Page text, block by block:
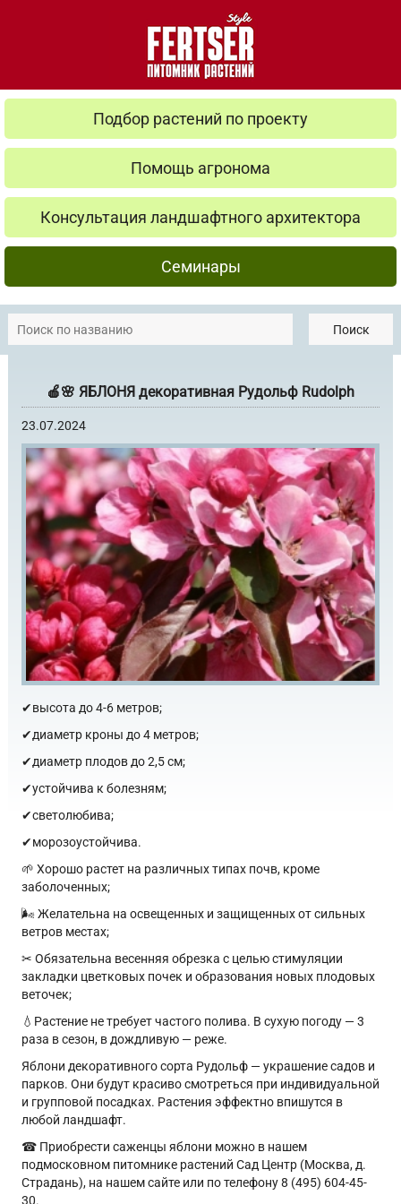
Подбор растений по проекту
Помощь агронома
Консультация ландшафтного архитектора
Семинары
Поиск
🍎🌸 ЯБЛОНЯ декоративная Рудольф Rudolph
23.07.2024
✔высота до 4-6 метров;
✔диаметр кроны до 4 метров;
✔диаметр плодов до 2,5 см;
✔устойчива к болезням;
✔светолюбива;
✔морозоустойчива.
🌱 Хорошо растет на различных типах почв, кроме
заболоченных;
🌬 Желательна на освещенных и защищенных от сильных
ветров местах;
✂ Обязательна весенняя обрезка с целью стимуляции
закладки цветковых почек и образования новых плодовых
веточек;
💧Растение не требует частого полива. В сухую погоду — 3
раза в сезон, в дождливую — реже.
Яблони декоративного сорта Рудольф — украшение садов и
парков. Они будут красиво смотреться при индивидуальной
и групповой посадках. Растения эффектно впишутся в
любой ландшафт.
☎ Приобрести саженцы яблони можно в нашем
подмосковном питомнике растений Сад Центр (Москва, д.
Страдань), на нашем сайте или по телефону 8 (495) 604-45-
30.